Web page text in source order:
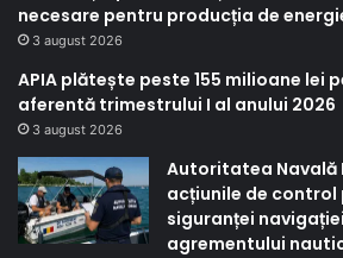
necesare pentru producția de
3 august 2026
APIA plătește peste 155 milioane lei
aferentă trimestrului I al anului 2026
3 august 2026
Autoritatea Navală
acțiunile de
siguranței
agrementului